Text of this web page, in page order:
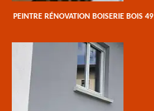
PEINTRE RÉNOVATION BOISERIE BOIS 49